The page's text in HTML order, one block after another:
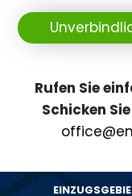
Rufen Sie
Schicken